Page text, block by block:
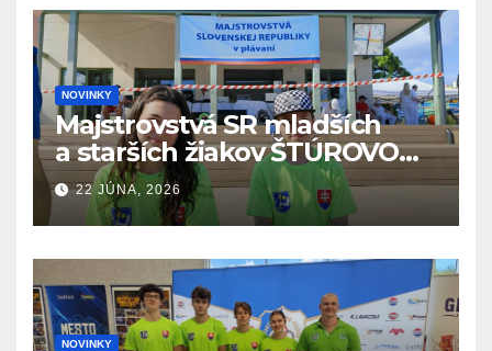
NOVINKY
Majstrovstvá SR mladších
a starších žiakov ŠTÚROVO
19.6. – 21.6.2026
22 JÚNA, 2026
NOVINKY